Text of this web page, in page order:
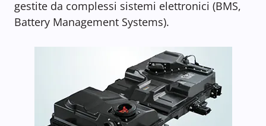
gestite da complessi sistemi elettronici (BMS,
Battery Management Systems).